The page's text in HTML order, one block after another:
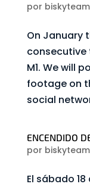
por biskyteam
On January
consecutive
M1. We will
footage on
social
ENCENDIDO
por biskyteam
El sábado